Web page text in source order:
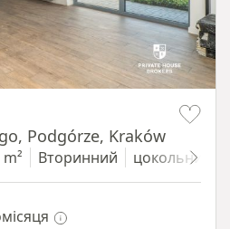
Podgórze, Kraków
Вторинний цокольний